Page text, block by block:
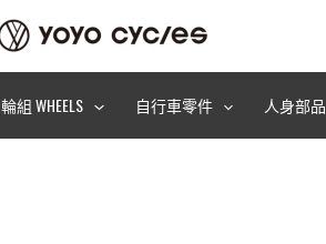
輪組 WHEELS 自行車零件 人身部品